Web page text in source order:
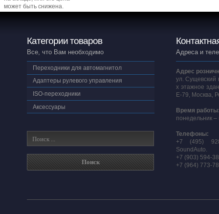
может быть снижена.
Категории товаров
Все, что Вам необходимо
Переходники для автомагнитол
Адаптеры рулевого управления
ISO-переходники
Аксессуары
Адреса и
Адрес
ул. Сущевский
х этажное
E-79, Москва,
Время
понедельник –
Телефоны:
+7 (495)
SoundAuto.
+7 (903) 594-
+7 (964) 773-